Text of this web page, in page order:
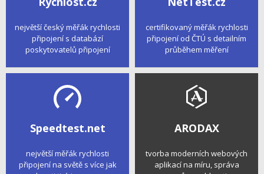
největší český měřák rychlosti
připojení s databází
poskytovatelů připojení
certifikovaný měřák rychlosti
připojení od ČTÚ s detailním
průběhem měření
Speedtest.net
největší měřák rychlosti
připojení na světě s více jak
ARODAX
tvorba moderních webových
aplikací na míru, správa